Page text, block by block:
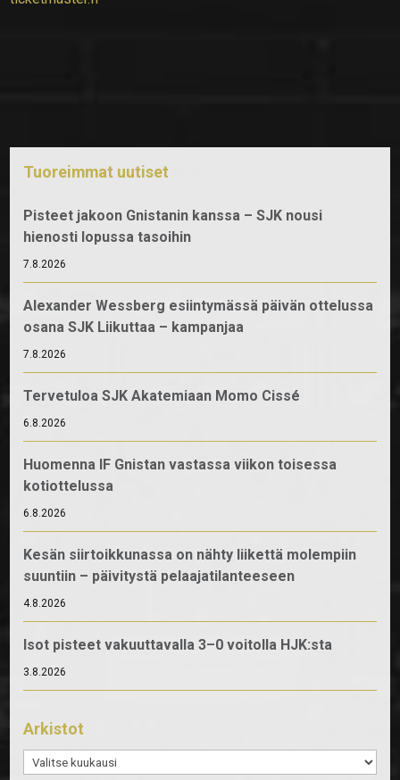
Tuoreimmat uutiset
Pisteet jakoon Gnistanin kanssa – SJK nousi
hienosti lopussa tasoihin
7.8.2026
Alexander Wessberg esiintymässä päivän ottelussa
osana SJK Liikuttaa – kampanjaa
7.8.2026
Tervetuloa SJK Akatemiaan Momo Cissé
6.8.2026
Huomenna IF Gnistan vastassa viikon toisessa
kotiottelussa
6.8.2026
Kesän siirtoikkunassa on nähty liikettä molempiin
suuntiin – päivitystä pelaajatilanteeseen
4.8.2026
Isot pisteet vakuuttavalla 3–0 voitolla HJK:sta
3.8.2026
Arkistot
Arkistot